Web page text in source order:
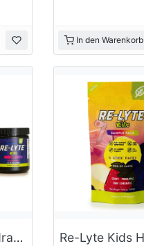
In den Warenkorb
Re-Lyte Kids Hydration Electrolyte Powder